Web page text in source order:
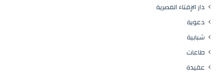
دار الإفتاء المصرية
دعوية
شبابية
طاعات
عقيدة